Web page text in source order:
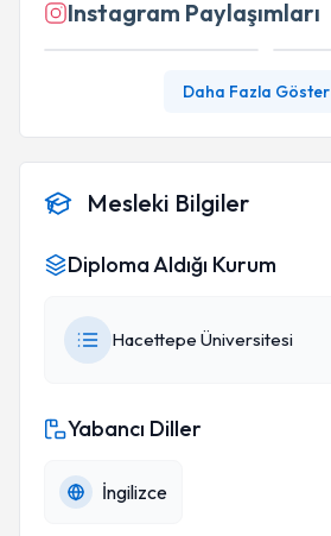
Instagram Paylaşımları
Daha Fazla Göster
Mesleki Bilgiler
Diploma Aldığı Kurum
Hacettepe Üniversitesi
Yabancı Diller
İngilizce